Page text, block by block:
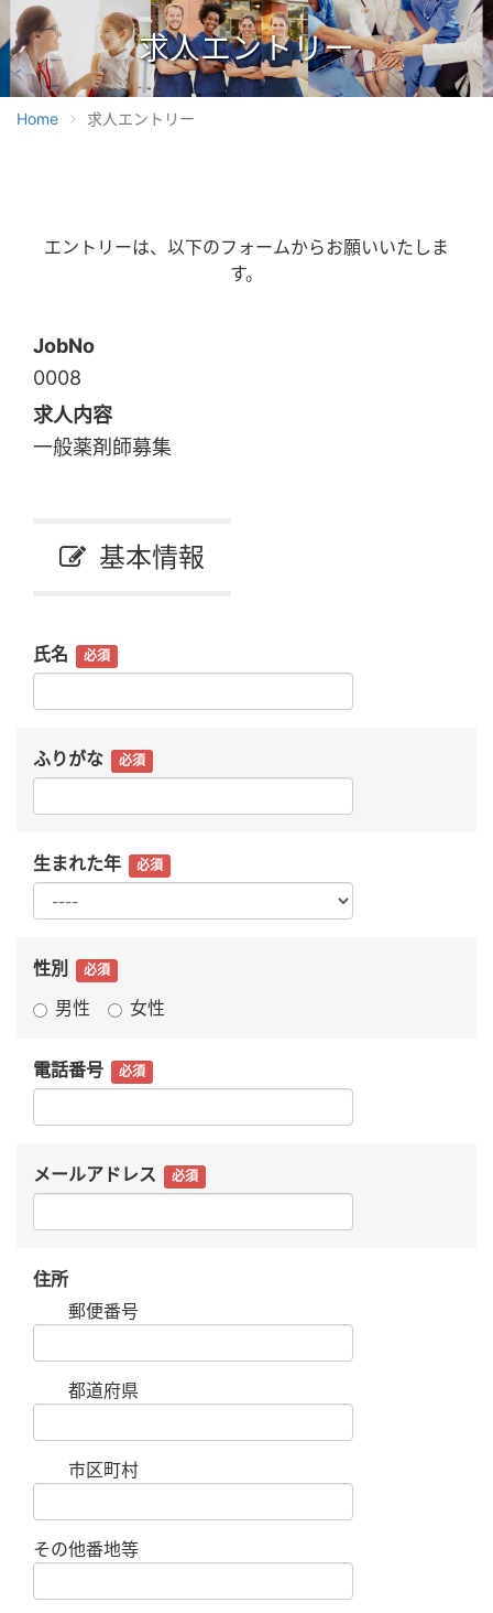
求人エントリー
Home 求人エントリー
エントリーは、以下のフォームからお願いいたしま
す。
JobNo
0008
求人内容
一般薬剤師募集
基本情報
氏名 必須
ふりがな 必須
生まれた年 必須
性別 必須
男性 女性
電話番号 必須
メールアドレス 必須
住所
郵便番号
都道府県
市区町村
その他番地等